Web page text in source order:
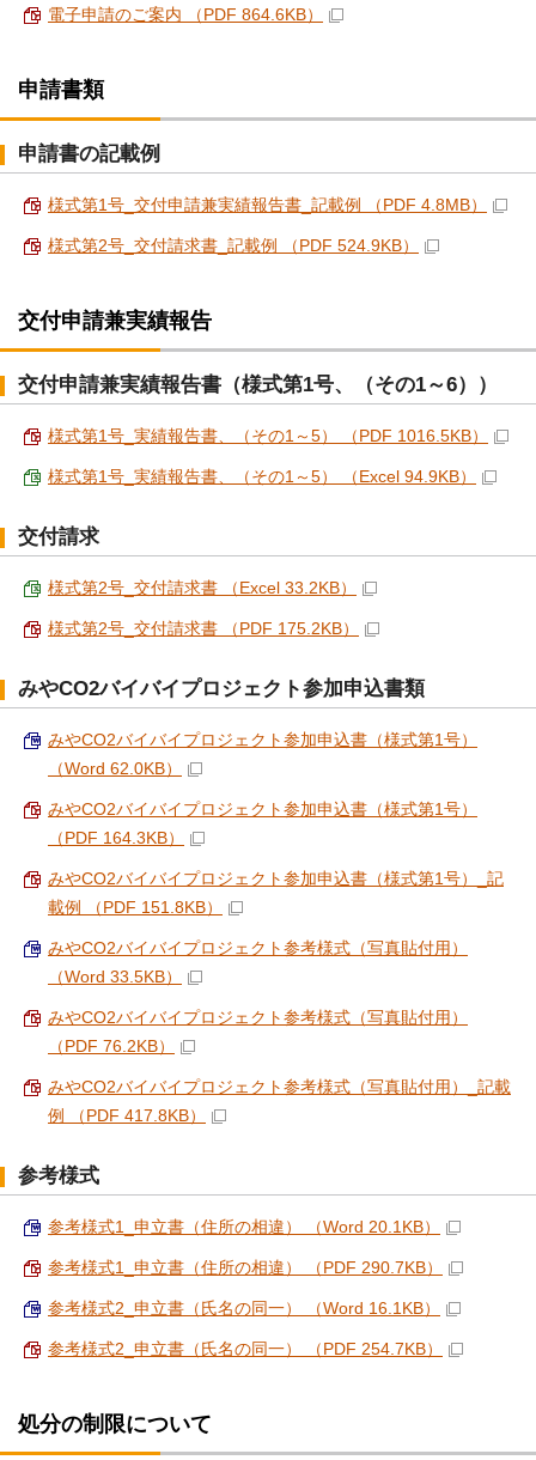
電子申請のご案内 （PDF 864.6KB）
申請書類
申請書の記載例
様式第1号_交付申請兼実績報告書_記載例 （PDF 4.8MB）
様式第2号_交付請求書_記載例 （PDF 524.9KB）
交付申請兼実績報告
交付申請兼実績報告書（様式第1号、（その1～6））
様式第1号_実績報告書、（その1～5） （PDF 1016.5KB）
様式第1号_実績報告書、（その1～5） （Excel 94.9KB）
交付請求
様式第2号_交付請求書 （Excel 33.2KB）
様式第2号_交付請求書 （PDF 175.2KB）
みやCO2バイバイプロジェクト参加申込書類
みやCO2バイバイプロジェクト参加申込書（様式第1号）
（Word 62.0KB）
みやCO2バイバイプロジェクト参加申込書（様式第1号）
（PDF 164.3KB）
みやCO2バイバイプロジェクト参加申込書（様式第1号）_記
載例 （PDF 151.8KB）
みやCO2バイバイプロジェクト参考様式（写真貼付用）
（Word 33.5KB）
みやCO2バイバイプロジェクト参考様式（写真貼付用）
（PDF 76.2KB）
みやCO2バイバイプロジェクト参考様式（写真貼付用）_記載
例 （PDF 417.8KB）
参考様式
参考様式1_申立書（住所の相違） （Word 20.1KB）
参考様式1_申立書（住所の相違） （PDF 290.7KB）
参考様式2_申立書（氏名の同一） （Word 16.1KB）
参考様式2_申立書（氏名の同一） （PDF 254.7KB）
処分の制限について